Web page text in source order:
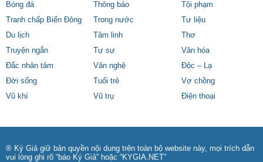
Bóng đá
Thông báo
Tội phạm
Tranh chấp Biển Đông
Trong nước
Tư liệu
Du lịch
Tâm linh
Thơ
Truyện ngắn
Tự sự
Văn hóa
Đắc nhân tâm
Văn nghệ
Độc – Lạ
Đời sống
Tuổi trẻ
Vợ chồng
Vũ khí
Vũ trụ Điện thoại
® Ký Giả giữ bản quyền nội dung trên toàn bộ website này, mọi trích dẫn
vui lòng ghi rõ “báo Ký Giả” hoặc “KYGIA.NET”